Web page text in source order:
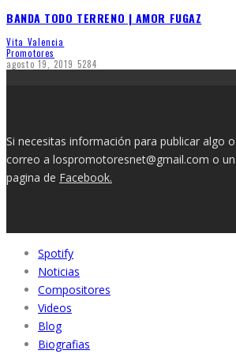
BANDA TODO TERRENO | AMOR FUGAZ
Vita Valencia
Promotores
agosto 19, 2019 5284
Si necesitas información para publicar algo
correo a lospromotoresnet@gmail.com o
pagina de Facebook.
Spotify
Noticias
Compositores
Videos
Blog
Biografias